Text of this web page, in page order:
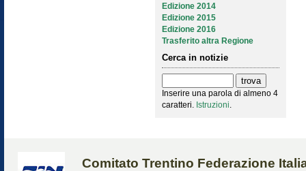
Edizione 2014
Edizione 2015
Edizione 2016
Trasferito altra Regione
Cerca in notizie
Inserire una parola di almeno 4
caratteri. Istruzioni.
Comitato Trentino Federazione